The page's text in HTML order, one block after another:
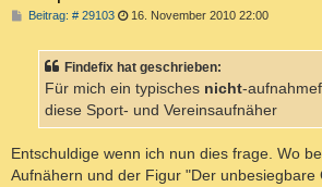
Beitrag: # 29103B
r
a
16. November 2010 22:00
Findefix hat geschrieben:
Für mich ein typisches nicht-
diese Sport- und Vereinsaufnäher
Entschuldige wenn ich nun dies frage. Wo
Aufnähern und der Figur "Der unbesiegbare